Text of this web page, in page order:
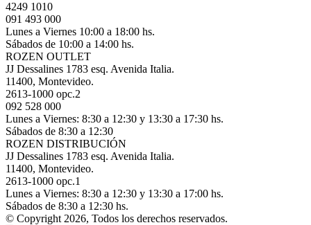
4249 1010
091 493 000
Lunes a Viernes 10:00 a 18:00 hs.
Sábados de 10:00 a 14:00 hs.
ROZEN OUTLET
JJ Dessalines 1783 esq. Avenida Italia.
11400, Montevideo.
2613-1000 opc.2
092 528 000
Lunes a Viernes: 8:30 a 12:30 y 13:30 a 17:30 hs.
Sábados de 8:30 a 12:30
ROZEN DISTRIBUCIÓN
JJ Dessalines 1783 esq. Avenida Italia.
11400, Montevideo.
2613-1000 opc.1
Lunes a Viernes: 8:30 a 12:30 y 13:30 a 17:00 hs.
Sábados de 8:30 a 12:30 hs.
© Copyright 2026, Todos los derechos reservados.